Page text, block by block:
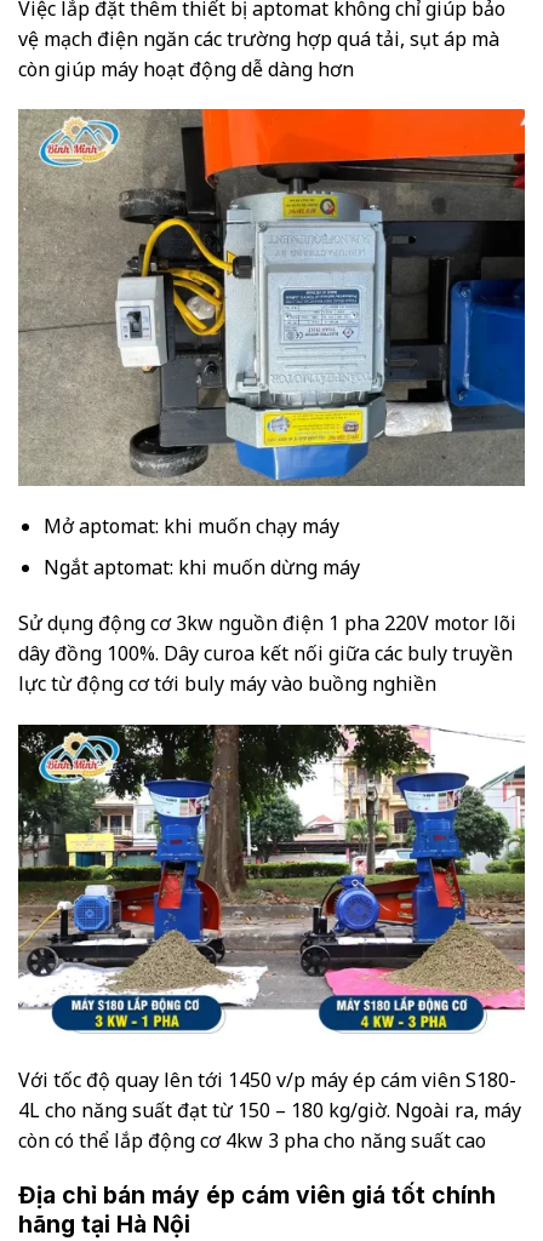
Việc lắp đặt thêm thiết bị aptomat không chỉ giúp bảo
vệ mạch điện ngăn các trường hợp quá tải, sụt áp mà
còn giúp máy hoạt động dễ dàng hơn
Mở aptomat: khi muốn chạy máy
Ngắt aptomat: khi muốn dừng máy
Sử dụng động cơ 3kw nguồn điện 1 pha 220V motor lõi
dây đồng 100%. Dây curoa kết nối giữa các buly truyền
lực từ động cơ tới buly máy vào buồng nghiền
Với tốc độ quay lên tới 1450 v/p máy ép cám viên S180-
4L cho năng suất đạt từ 150 – 180 kg/giờ. Ngoài ra, máy
còn có thể lắp động cơ 4kw 3 pha cho năng suất cao
Địa chỉ bán máy ép cám viên giá tốt chính
hãng tại Hà Nội